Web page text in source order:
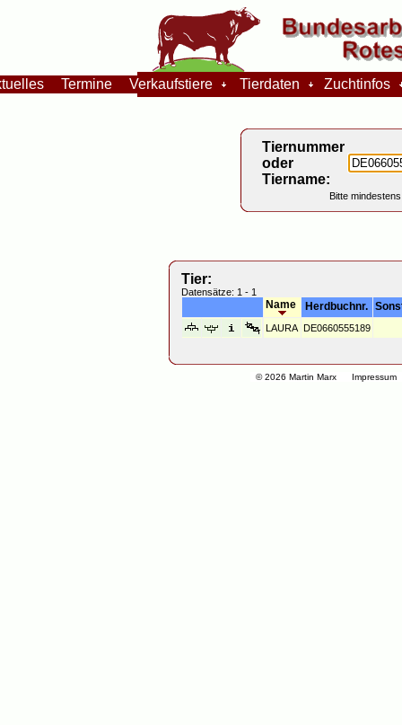
© 2026 Martin Marx Impressum
Termine Verkaufstiere Tierdaten Zuchtinfos
Tiernummer
oder
Tiername:
Bitte
Tier:
Datensätze: 1 - 1
Name Herdbuchnr.
LAURA DE0660555189